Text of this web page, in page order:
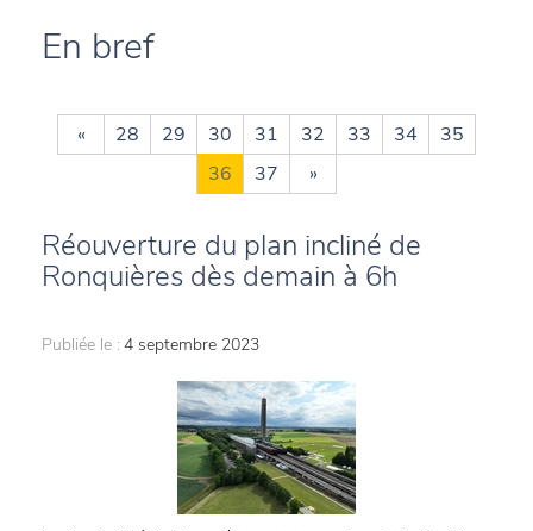
En bref
« 28 29 30 31 32 33 34
35
36
37 »
Réouverture du plan incliné de
Ronquières dès demain à 6h
Publiée le : 4 septembre 2023